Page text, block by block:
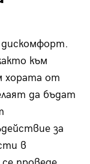
към
хората от
да бъдат
за
в